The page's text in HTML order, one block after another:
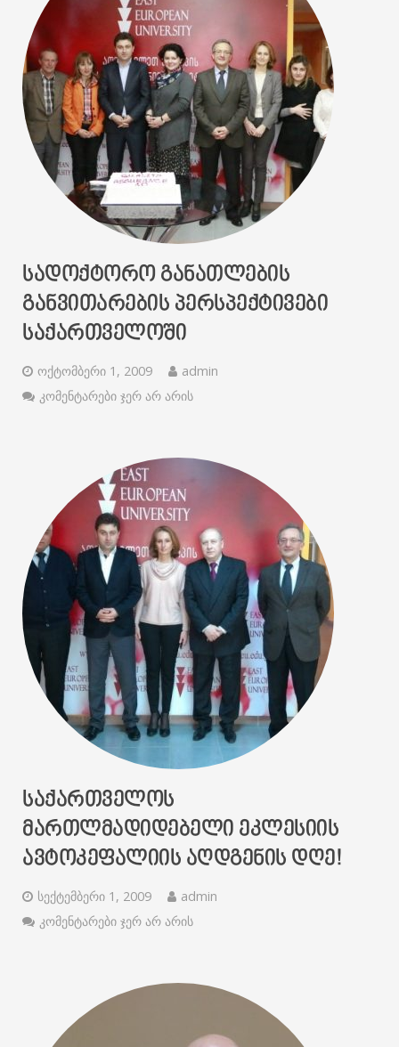
ᲡᲐᲓᲝᲥᲢᲝᲠᲝ ᲒᲐᲜᲐᲗᲚᲔᲑᲘᲡ
ᲒᲐᲜᲕᲘᲗᲐᲠᲔᲑᲘᲡ ᲞᲔᲠᲡᲞᲔᲥᲢᲘᲕᲔᲑᲘ
ᲡᲐᲥᲐᲠᲗᲕᲔᲚᲝᲨᲘ
ოქტომბერი 1, 2009
admin
კომენტარები ჯერ არ არის
ᲡᲐᲥᲐᲠᲗᲕᲔᲚᲝᲡ
ᲛᲐᲠᲗᲚᲛᲐᲓᲘᲓᲔᲑᲔᲚᲘ ᲔᲙᲚᲔᲡᲘᲘᲡ
ᲐᲕᲢᲝᲙᲔᲤᲐᲚᲘᲘᲡ ᲐᲦᲓᲒᲔᲜᲘᲡ ᲓᲦᲔ!
სექტემბერი 1, 2009
admin
კომენტარები ჯერ არ არის